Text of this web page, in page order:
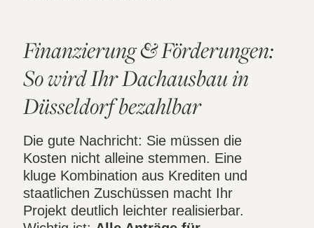
Finanzierung & Förderungen:
So wird Ihr Dachausbau in
Düsseldorf bezahlbar
Die gute Nachricht: Sie müssen die
Kosten nicht alleine stemmen. Eine
kluge Kombination aus Krediten und
staatlichen Zuschüssen macht Ihr
Projekt deutlich leichter realisierbar.